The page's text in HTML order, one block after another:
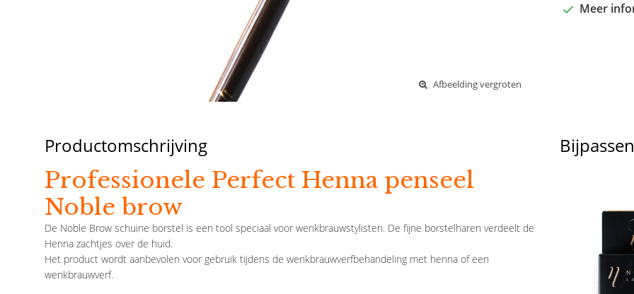
Afbeelding vergroten
Meer
Productomschrijving
Professionele Perfect Henna penseel
Noble brow
De Noble Brow schuine borstel is een tool speciaal voor wenkbrauwstylisten. De fijne borstelharen verdeelt de
Henna zachtjes over de huid.
Het product wordt aanbevolen voor gebruik tijdens de wenkbrauwverfbehandeling met henna of een
wenkbrauwverf.